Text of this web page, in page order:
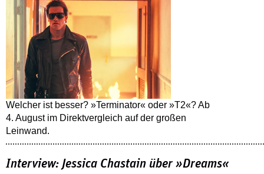
Welcher ist besser? »Terminator« oder »T2«? Ab
4. August im Direktvergleich auf der großen
Leinwand.
Interview: Jessica Chastain über »Dreams«